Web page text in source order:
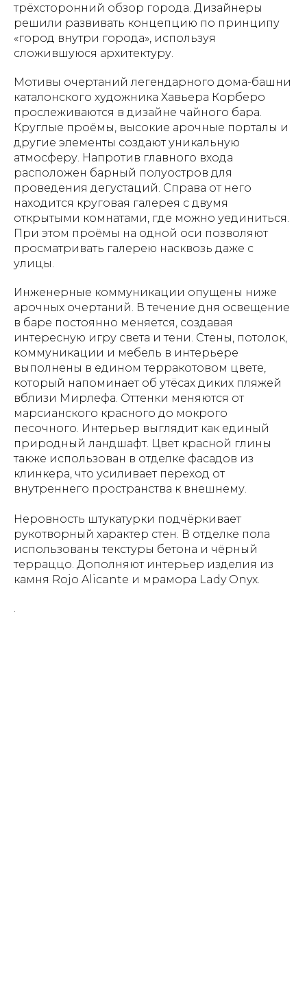
трёхсторонний обзор города. Дизайнеры
решили развивать концепцию по принципу
«город внутри города», используя
сложившуюся архитектуру.
Мотивы очертаний легендарного дома-башни
каталонского художника Хавьера Корберо
прослеживаются в дизайне чайного бара.
Круглые проёмы, высокие арочные порталы и
другие элементы создают уникальную
атмосферу. Напротив главного входа
расположен барный полуостров для
проведения дегустаций. Справа от него
находится круговая галерея с двумя
открытыми комнатами, где можно уединиться.
При этом проёмы на одной оси позволяют
просматривать галерею насквозь даже с
улицы.
Инженерные коммуникации опущены ниже
арочных очертаний. В течение дня освещение
в баре постоянно меняется, создавая
интересную игру света и тени. Стены, потолок,
коммуникации и мебель в интерьере
выполнены в едином терракотовом цвете,
который напоминает об утёсах диких пляжей
вблизи Мирлефа. Оттенки меняются от
марсианского красного до мокрого
песочного. Интерьер выглядит как единый
природный ландшафт. Цвет красной глины
также использован в отделке фасадов из
клинкера, что усиливает переход от
внутреннего пространства к внешнему.
Неровность штукатурки подчёркивает
рукотворный характер стен. В отделке пола
использованы текстуры бетона и чёрный
терраццо. Дополняют интерьер изделия из
камня Rojo Alicante и мрамора Lady Onyx.
.